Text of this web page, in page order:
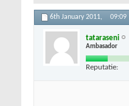
6th January 2011, 09:09
tataraseni
Ambasador
Reputatie: